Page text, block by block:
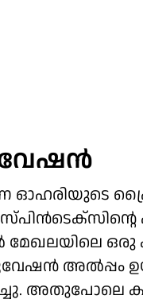
ഓഹരിയുടെ
മേഖലയിലെ ഒരു
അൽപ്പം
അതുപോലെ